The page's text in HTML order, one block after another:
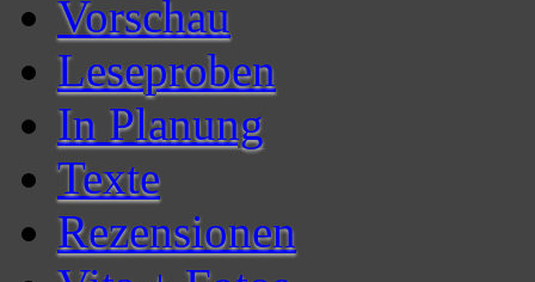
Vorschau
Leseproben
In Planung
Texte
Rezensionen